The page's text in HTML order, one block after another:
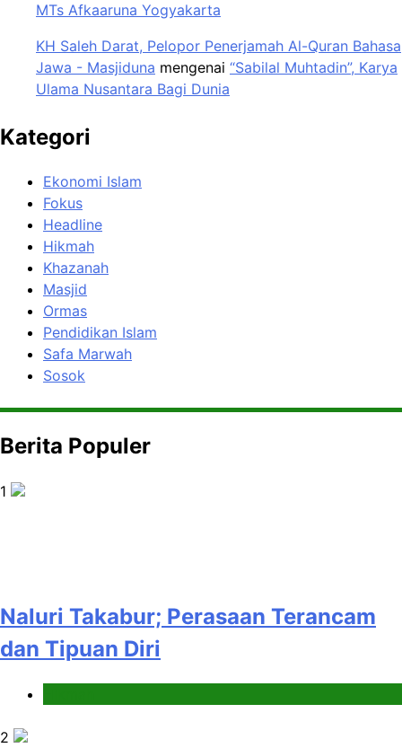
MTs Afkaaruna Yogyakarta
KH Saleh Darat, Pelopor Penerjamah Al-Quran Bahasa
Jawa - Masjiduna mengenai “Sabilal Muhtadin”, Karya
Ulama Nusantara Bagi Dunia
Kategori
Ekonomi Islam
Fokus
Headline
Hikmah
Khazanah
Masjid
Ormas
Pendidikan Islam
Safa Marwah
Sosok
Berita Populer
1
Naluri Takabur; Perasaan Terancam
dan Tipuan Diri
2